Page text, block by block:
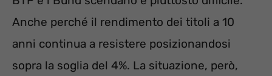
Anche perché il rendimento dei titoli a 10
anni continua a resistere posizionandosi
sopra la soglia del 4%. La situazione, però,